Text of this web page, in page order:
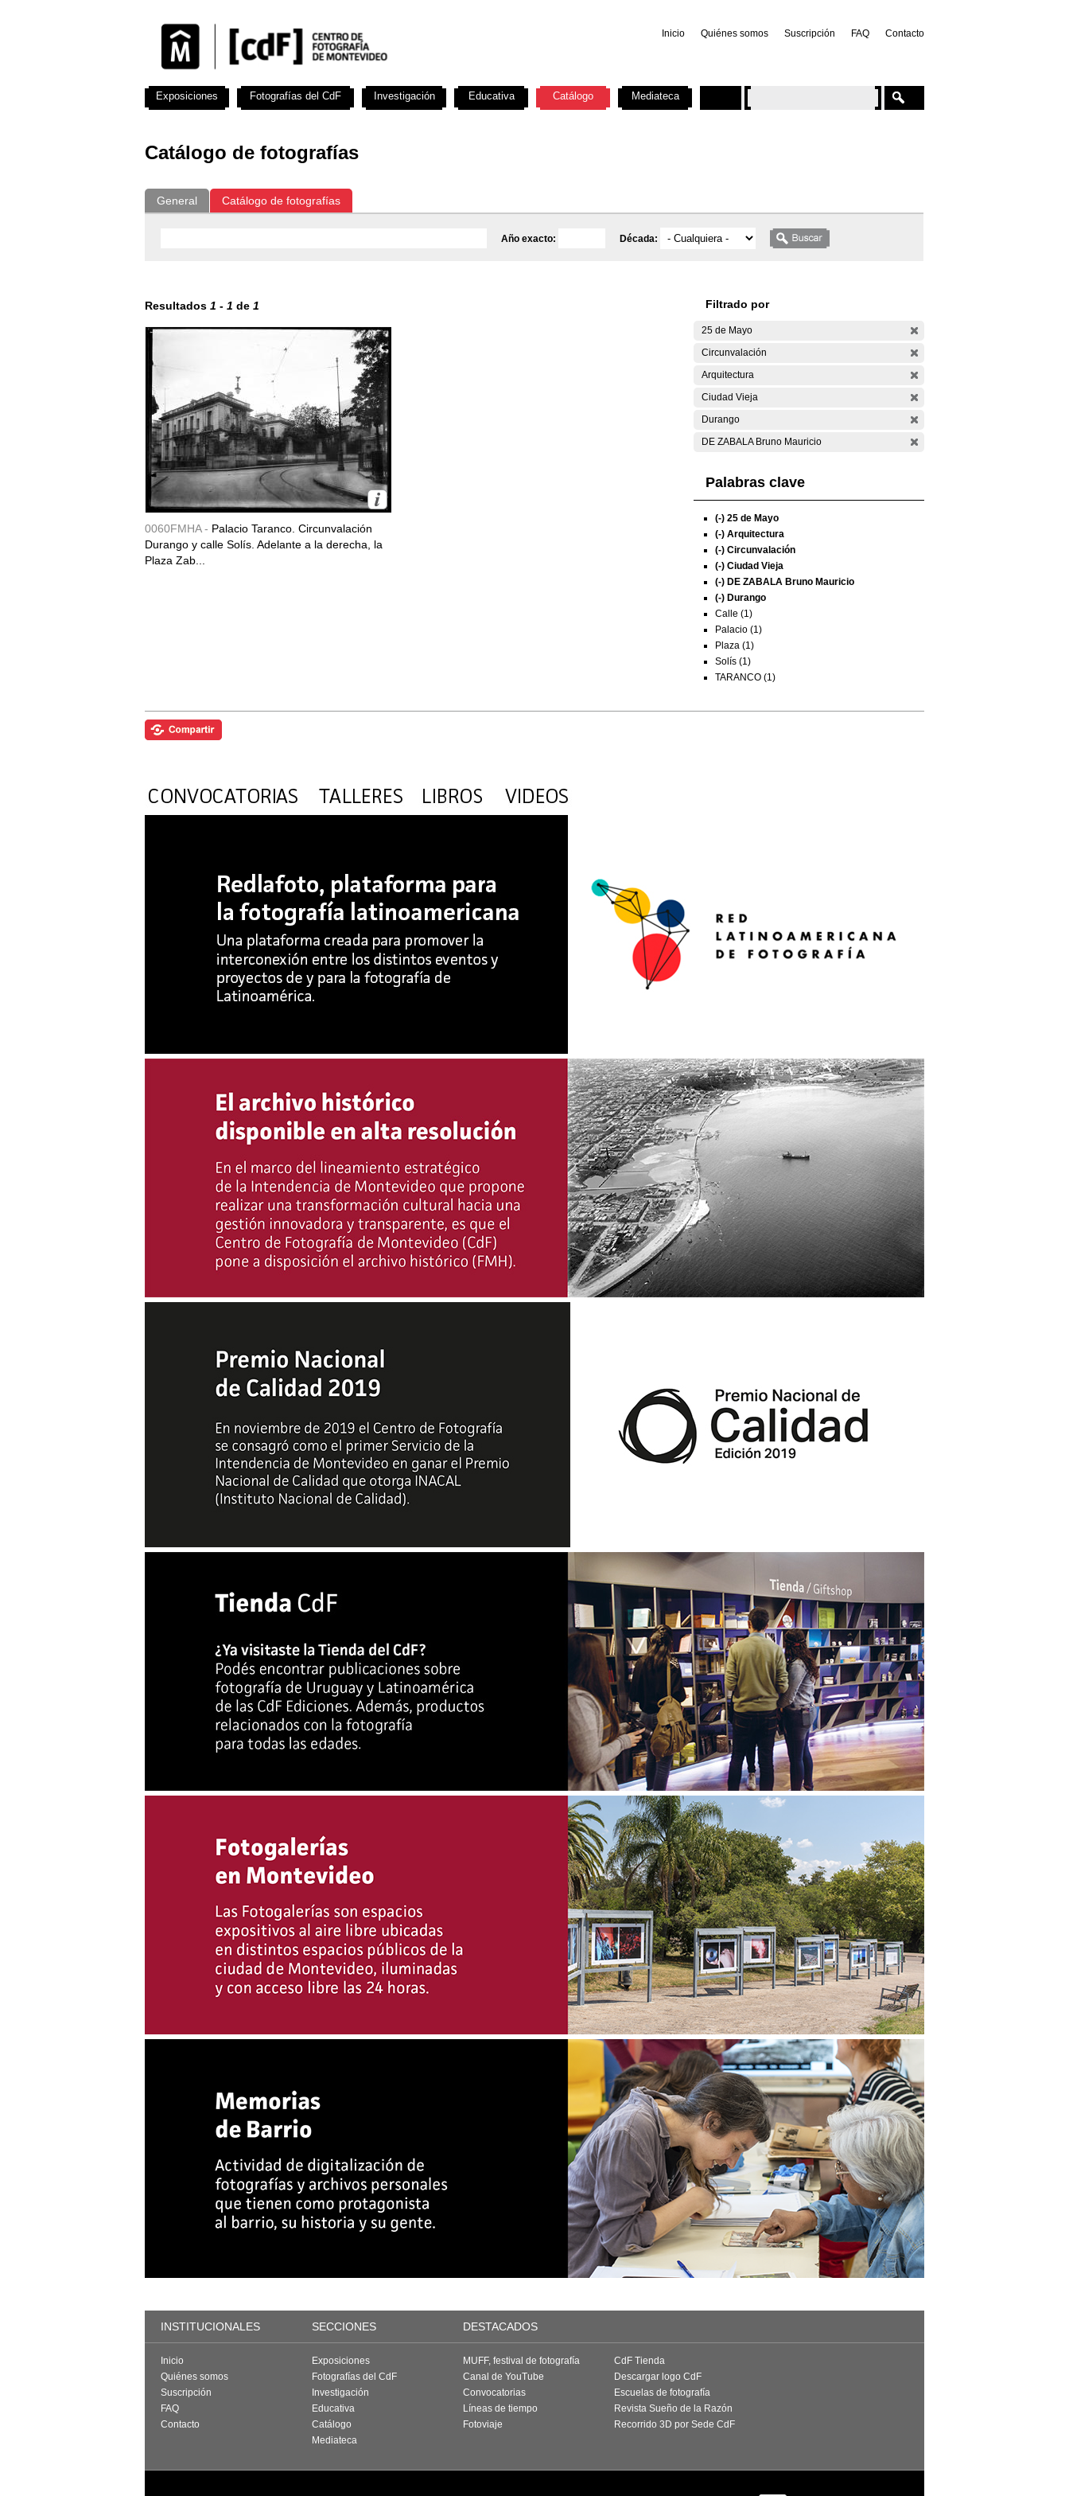
Inicio Quiénes somos Suscripción FAQ Contacto
Catálogo de fotografías
General Catálogo de fotografías
Año exacto: Década:
Resultados 1 - 1 de 1
0060FMHA - Palacio Taranco. Circunvalación
Durango y calle Solís. Adelante a la derecha, la
Plaza Zab...
Filtrado por
25 de Mayo
Circunvalación
Arquitectura
Ciudad Vieja
Durango
DE ZABALA Bruno Mauricio
Palabras clave
(-) 25 de Mayo
(-) Arquitectura
(-) Circunvalación
(-) Ciudad Vieja
(-) DE ZABALA Bruno Mauricio
(-) Durango
Calle (1)
Palacio (1)
Plaza (1)
Solís (1)
TARANCO (1)
Exposiciones Fotografías del CdF Investigación Educativa Catálogo Mediateca
INSTITUCIONALES SECCIONES DESTACADOS
Inicio
Quiénes somos
Suscripción
FAQ
Contacto
Exposiciones
Fotografías del CdF
Investigación
Educativa
Catálogo
Mediateca
MUFF, festival de fotografía
Canal de YouTube
Convocatorias
Líneas de tiempo
Fotoviaje
CdF Tienda
Descargar logo CdF
Escuelas de fotografía
Revista Sueño de la Razón
Recorrido 3D por Sede CdF